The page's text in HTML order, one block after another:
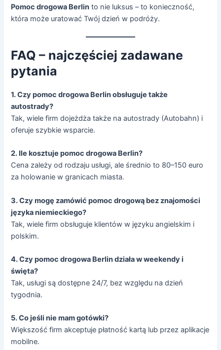
Pomoc drogowa Berlin to nie luksus – to konieczność,
która może uratować Twój dzień w podróży.
FAQ – najczęściej zadawane
pytania
1. Czy pomoc drogowa Berlin obsługuje także
autostrady?
Tak, wiele firm dojeżdża także na autostrady (Autobahn) i
oferuje szybkie wsparcie.
2. Ile kosztuje pomoc drogowa Berlin?
Cena zależy od rodzaju usługi, ale średnio to 80–150 euro
za holowanie w granicach miasta.
3. Czy mogę zamówić pomoc drogową bez znajomości
języka niemieckiego?
Tak, wiele firm obsługuje klientów w języku angielskim i
polskim.
4. Czy pomoc drogowa Berlin działa w weekendy i
święta?
Tak, usługi są dostępne 24/7, bez względu na dzień
tygodnia.
5. Co jeśli nie mam gotówki?
Większość firm akceptuje płatność kartą lub przez aplikacje
mobilne.